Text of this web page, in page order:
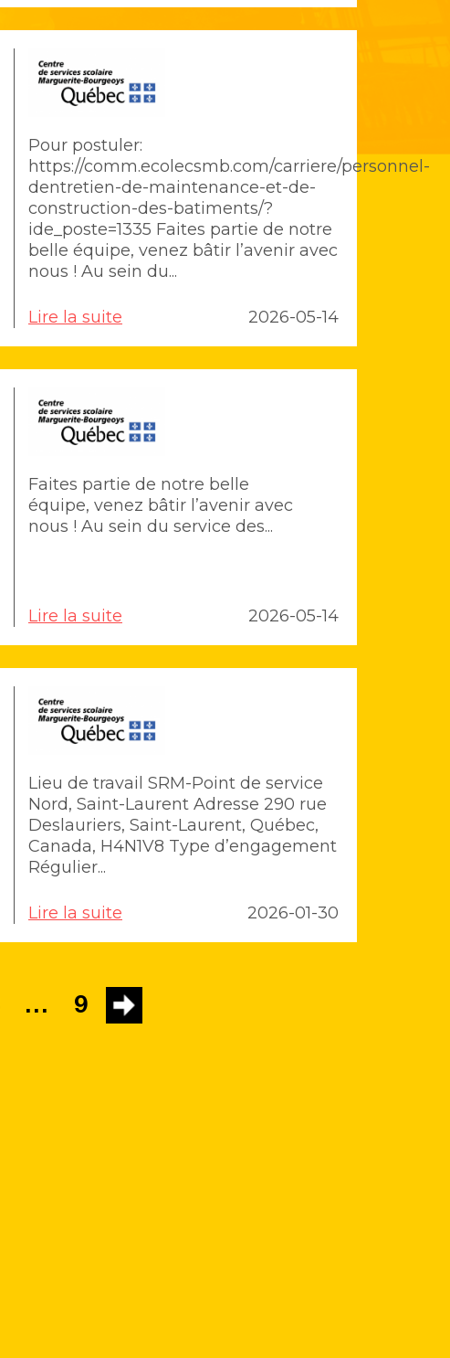
Pour postuler:
https://comm.ecolecsmb.com/carriere/personnel-
dentretien-de-maintenance-et-de-
construction-des-batiments/?
ide_poste=1335 Faites partie de notre
belle équipe, venez bâtir l’avenir avec
nous ! Au sein du...
Lire la suite 2026-05-14
Faites partie de notre belle
équipe, venez bâtir l’avenir avec
nous ! Au sein du service des...
Lire la suite 2026-05-14
Lieu de travail SRM-Point de service
Nord, Saint-Laurent Adresse 290 rue
Deslauriers, Saint-Laurent, Québec,
Canada, H4N1V8 Type d’engagement
Régulier...
Lire la suite 2026-01-30
… 9